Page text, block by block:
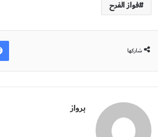
فواز الفرح
شاركها
برواز